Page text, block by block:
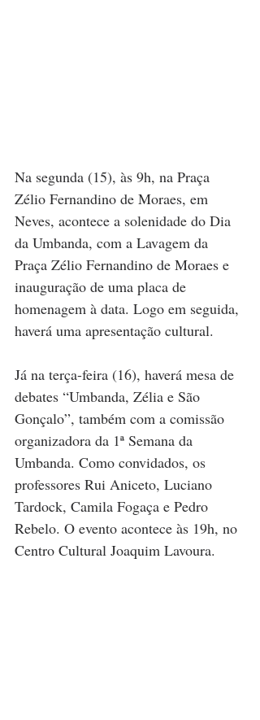
Na segunda (15), às 9h, na Praça
Zélio Fernandino de Moraes, em
Neves, acontece a solenidade do Dia
da Umbanda, com a Lavagem da
Praça Zélio Fernandino de Moraes e
inauguração de uma placa de
homenagem à data. Logo em seguida,
haverá uma apresentação cultural.
Já na terça-feira (16), haverá mesa de
debates “Umbanda, Zélia e São
Gonçalo”, também com a comissão
organizadora da 1ª Semana da
Umbanda. Como convidados, os
professores Rui Aniceto, Luciano
Tardock, Camila Fogaça e Pedro
Rebelo. O evento acontece às 19h, no
Centro Cultural Joaquim Lavoura.